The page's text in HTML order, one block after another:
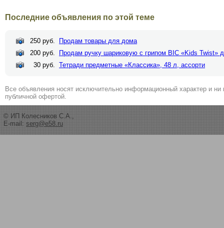
Последние объявления по этой теме
250 руб.
Продам товары для дома
200 руб.
Продам ручку шариковую с грипом BIC «Kids Twist»
30 руб. Тетради предметные «Классика», 48 л, ассорти
Все объявления носят исключительно информационный характер и ни
публичной офертой.
© ИП Колесников С.А.,
E-mail: serg@e58.ru